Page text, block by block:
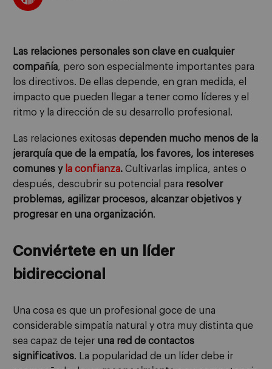
Las relaciones personales son clave en cualquier
compañía, pero son especialmente importantes para
los directivos. De ellas depende, en gran medida, el
impacto que pueden llegar a tener como líderes y el
ritmo y la dirección de su desarrollo profesional.
Las relaciones exitosas dependen mucho menos de la
jerarquía que de la empatía, los favores, los intereses
comunes y la confianza. Cultivarlas implica, antes o
después, descubrir su potencial para resolver
problemas, agilizar procesos, alcanzar objetivos y
progresar en una organización.
Conviértete en un líder
bidireccional
Una cosa es que un profesional goce de una
considerable simpatía natural y otra muy distinta que
sea capaz de tejer una red de contactos
significativos. La popularidad de un líder debe ir